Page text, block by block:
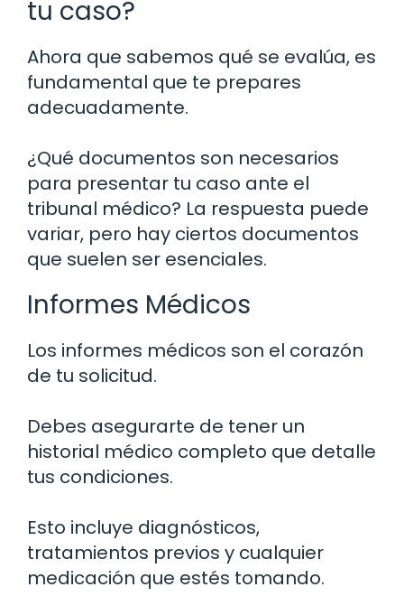
tu caso?
Ahora que sabemos qué se evalúa, es
fundamental que te prepares
adecuadamente.
¿Qué documentos son necesarios
para presentar tu caso ante el
tribunal médico? La respuesta puede
variar, pero hay ciertos documentos
que suelen ser esenciales.
Informes Médicos
Los informes médicos son el corazón
de tu solicitud.
Debes asegurarte de tener un
historial médico completo que detalle
tus condiciones.
Esto incluye diagnósticos,
tratamientos previos y cualquier
medicación que estés tomando.